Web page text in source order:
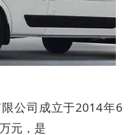
公司成立于2014年6
元，是